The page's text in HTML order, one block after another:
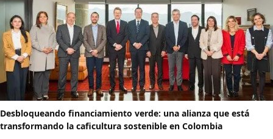
Desbloqueando financiamiento verde: una alianza que está
transformando la caficultura sostenible en Colombia